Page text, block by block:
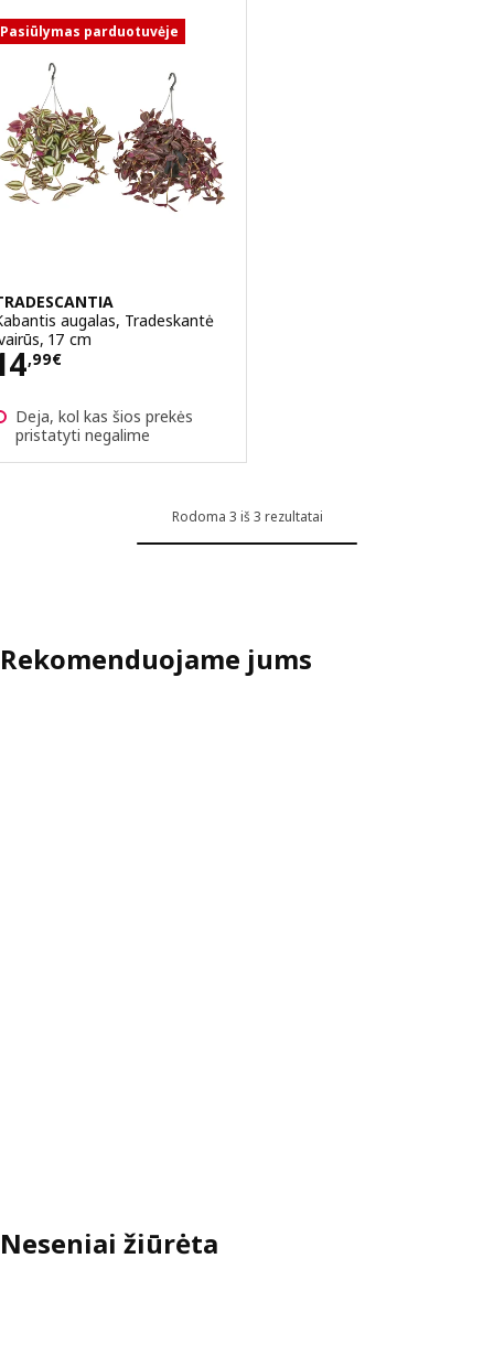
Pasiūlymas parduotuvėje
augalas, Tradeskantė
17 cm
,99€ 14,99€
Deja, kol kas šios prekės
pristatyti negalime
Rodoma 3 iš 3 rezultatai
Rekomenduojame jums
Neseniai žiūrėta